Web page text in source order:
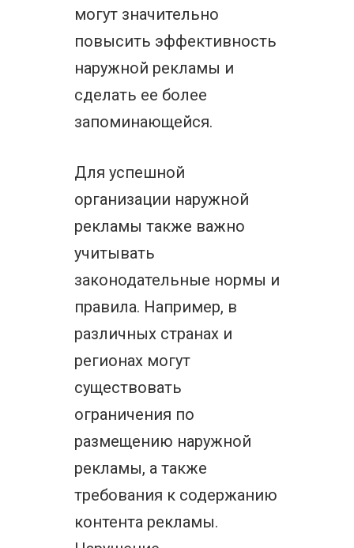
могут значительно
повысить эффективность
наружной рекламы и
сделать ее более
запоминающейся.
Для успешной
организации наружной
рекламы также важно
учитывать
законодательные нормы и
правила. Например, в
различных странах и
регионах могут
существовать
ограничения по
размещению наружной
рекламы, а также
требования к содержанию
контента рекламы.